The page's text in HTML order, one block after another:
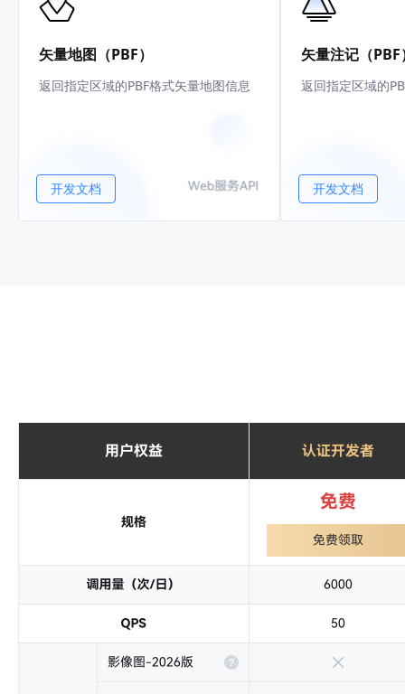
矢量地图（PBF）
返回指定区域的PBF格式矢量地图信息
开发文档
矢量注记（PBF
返回指定区域的
开发文档